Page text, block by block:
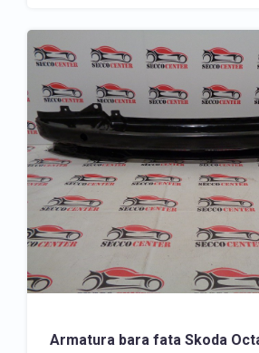
Armatura bara fata Skoda